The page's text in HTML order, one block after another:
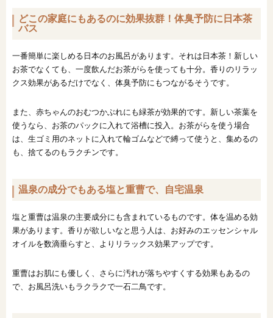
どこの家庭にもあるのに効果抜群！体臭予防に日本茶
バス
一番簡単に楽しめる日本のお風呂があります。それは日本茶！新しい
お茶でなくても、一度飲んだお茶がらを使っても十分。香りのリラッ
クス効果があるだけでなく、体臭予防にもつながるそうです。
また、赤ちゃんのおむつかぶれにも緑茶が効果的です。新しい茶葉を
使うなら、お茶のパックに入れて浴槽に投入。お茶がらを使う場合
は、生ゴミ用のネットに入れて輪ゴムなどで縛って使うと、集めるの
も、捨てるのもラクチンです。
温泉の成分でもある塩と重曹で、自宅温泉
塩と重曹は温泉の主要成分にも含まれているものです。体を温める効
果があります。香りが欲しいなと思う人は、お好みのエッセンシャル
オイルを数滴垂らすと、よりリラックス効果アップです。
重曹はお肌にも優しく、さらに汚れが落ちやすくする効果もあるの
で、お風呂洗いもラクラクで一石二鳥です。